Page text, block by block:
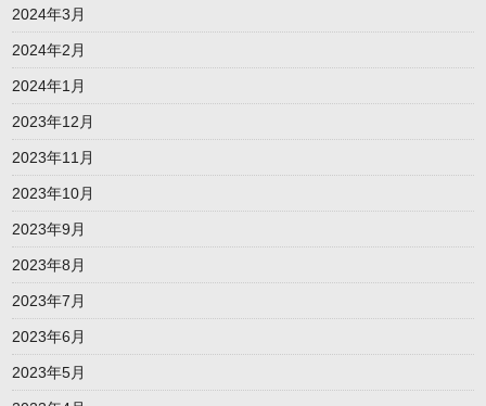
2024年3月
2024年2月
2024年1月
2023年12月
2023年11月
2023年10月
2023年9月
2023年8月
2023年7月
2023年6月
2023年5月